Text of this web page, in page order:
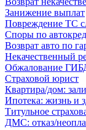
Занижение выплат
Повреждение ТС
Споры по
Возврат авто по
Некачественный
Обжалование
Страховой юрист
Квартира/дом:
Ипотека: жизнь и
Титульное
ДМС: отказ/